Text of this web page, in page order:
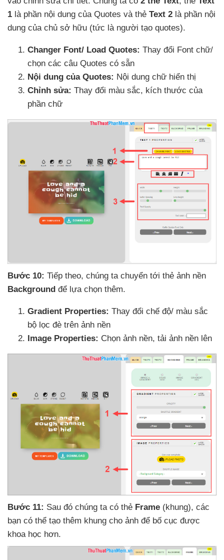
1 là phần nội dung của Quotes và thẻ Text 2 là phần nội
dung của chủ sở hữu (tức là người tạo quotes).
Changer Font/ Load Quotes: Thay đổi Font chữ/
chọn các câu Quotes có sẵn
Nội dung của Quotes: Nội dung chữ hiển thị
Chỉnh sửa: Thay đổi màu sắc, kích thước của
phần chữ
Bước 10: Tiếp theo, chúng ta chuyển tới thẻ ảnh nền
Background để lựa chọn thêm.
Gradient Properties: Thay đổi chế độ/ màu sắc
bộ lọc đè trên ảnh nền
Image Properties: Chọn ảnh nền, tải ảnh nền lên
Bước 11: Sau đó chúng ta có thẻ Frame (khung), các
bạn có thể tạo thêm khung cho ảnh để bố cục được
khoa học hơn.